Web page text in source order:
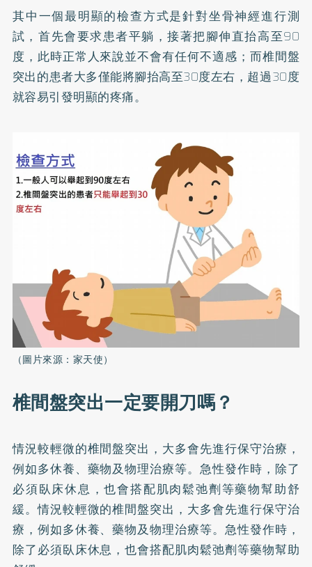
其中一個最明顯的檢查方式是針對坐骨神經進行測
試，首先會要求患者平躺，接著把腳伸直抬高至90
度，此時正常人來說並不會有任何不適感；而椎間盤
突出的患者大多僅能將腳抬高至30度左右，超過30度
就容易引發明顯的疼痛。
（圖片來源：家天使）
椎間盤突出一定要開刀嗎？
情況較輕微的椎間盤突出，大多會先進行保守治療，
例如多休養、藥物及物理治療等。急性發作時，除了
必須臥床休息，也會搭配肌肉鬆弛劑等藥物幫助舒
緩。情況較輕微的椎間盤突出，大多會先進行保守治
療，例如多休養、藥物及物理治療等。急性發作時，
除了必須臥床休息，也會搭配肌肉鬆弛劑等藥物幫助